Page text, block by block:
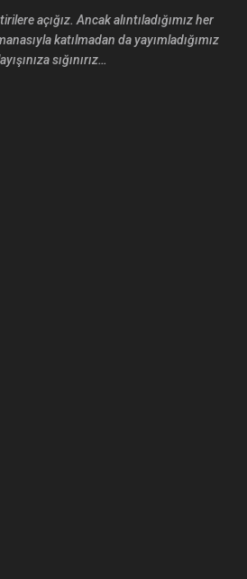
açığız. Ancak alıntıladığımız her
katılmadan da yayımladığımız
sığınırız…